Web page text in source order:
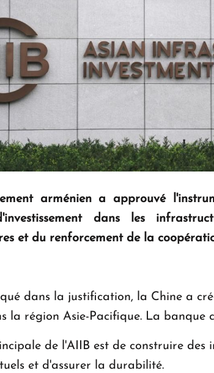
arménien a approuvé
dans les
et du renforcement de la
dans la justification, la Chine a
la région Asie-Pacifique. La banque
de l'AIIB est de construire des
et d'assurer la durabilité.